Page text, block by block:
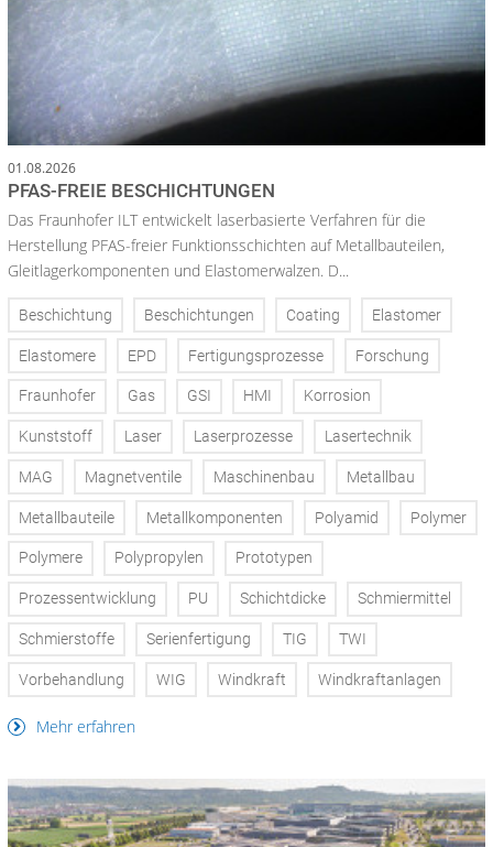
01.08.2026
PFAS-FREIE BESCHICHTUNGEN
Das Fraunhofer ILT entwickelt laserbasierte Verfahren für die
Herstellung PFAS-freier Funktionsschichten auf Metallbauteilen,
Gleitlagerkomponenten und Elastomerwalzen. D...
Beschichtung Beschichtungen Coating Elastomer
Elastomere EPD Fertigungsprozesse Forschung
Fraunhofer Gas GSI HMI Korrosion
Kunststoff Laser Laserprozesse Lasertechnik
MAG Magnetventile Maschinenbau Metallbau
Metallbauteile Metallkomponenten Polyamid Polymer
Polymere Polypropylen Prototypen
Prozessentwicklung PU Schichtdicke Schmiermittel
Schmierstoffe Serienfertigung TIG TWI
Vorbehandlung WIG Windkraft Windkraftanlagen
Mehr erfahren